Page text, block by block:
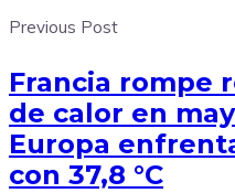
Previous Post
Francia rompe
de calor en
Europa
con 37,8 °C